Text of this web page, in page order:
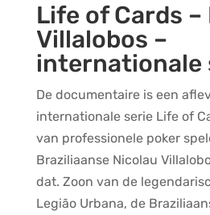
Life of Cards –
Villalobos –
internationale
De documentaire is een
internationale serie Life of
van professionele poker
Braziliaanse Nicolau
dat. Zoon van de
Legião Urbana, de